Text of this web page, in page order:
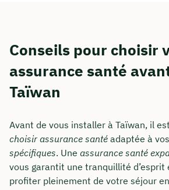
Conseils pour choisir
assurance santé
Taïwan
Avant de vous installer à Taïwan, il
choisir assurance santé adaptée à vos
spécifiques. Une assurance santé
vous garantit une tranquillité d’esprit
profiter pleinement de votre séjour